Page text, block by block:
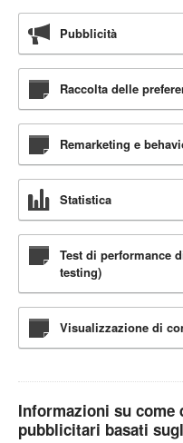
Pubblicità
Raccolta delle
Remarketing e
Statistica
Test di performance
testing)
Visualizzazione di
Informazioni su
pubblicitari basati